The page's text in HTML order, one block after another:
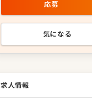
応募
気になる
求人情報